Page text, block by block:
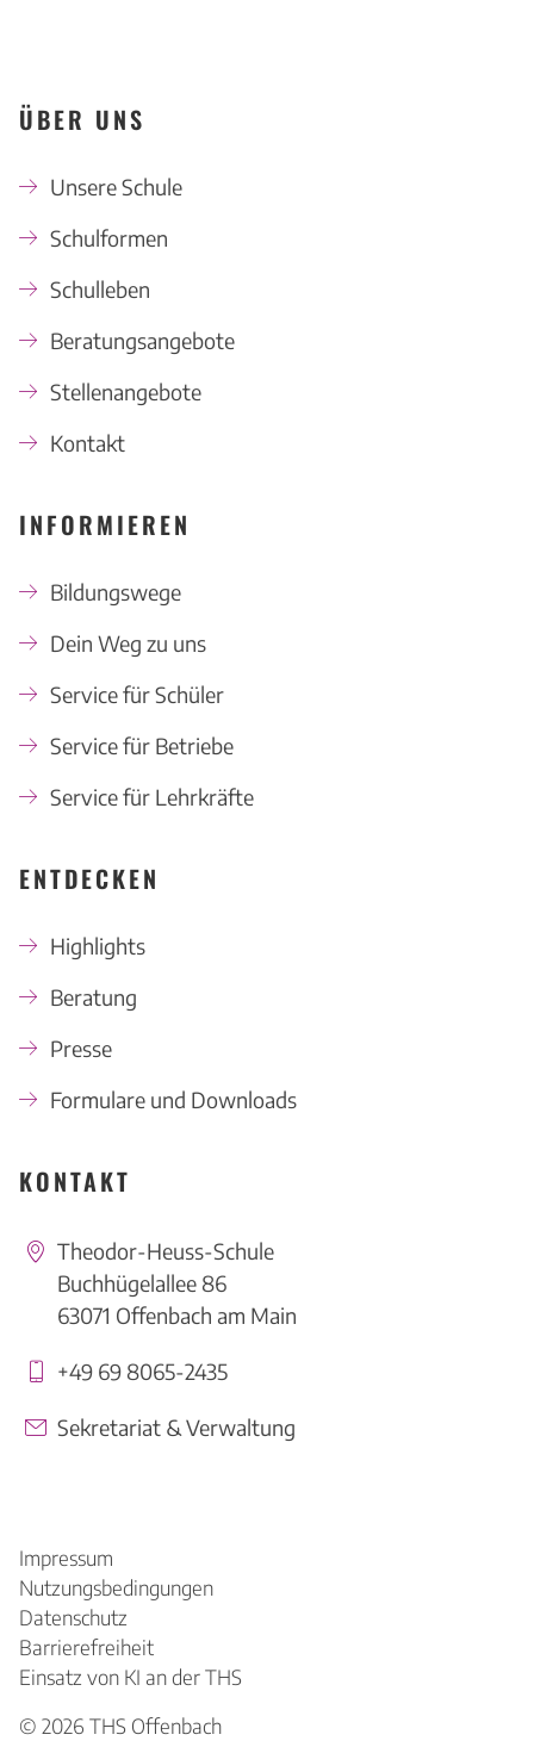
ÜBER UNS
Unsere Schule
Schulformen
Schulleben
Beratungsangebote
Stellenangebote
Kontakt
INFORMIEREN
Bildungswege
Dein Weg zu uns
Service für Schüler
Service für Betriebe
Service für Lehrkräfte
ENTDECKEN
Highlights
Beratung
Presse
Formulare und Downloads
KONTAKT
Theodor-Heuss-Schule
Buchhügelallee 86
63071 Offenbach am Main
+49 69 8065-2435
Sekretariat & Verwaltung
Impressum
Nutzungsbedingungen
Datenschutz
Barrierefreiheit
Einsatz von KI an der THS
© 2026 THS Offenbach